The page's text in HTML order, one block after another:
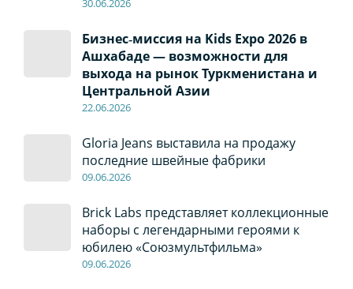
30.06.2026
Бизнес‑миссия на Kids Expo 2026 в
Ашхабаде — возможности для
выхода на рынок Туркменистана и
Центральной Азии
22.06.2026
Gloria Jeans выставила на продажу
последние швейные фабрики
09.06.2026
Brick Labs представляет коллекционные
наборы с легендарными героями к
юбилею «Союзмультфильма»
09.06.2026